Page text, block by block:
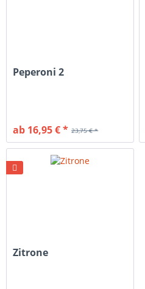
Peperoni 2
23,75 € *
ab 16,95 € *
Zitrone